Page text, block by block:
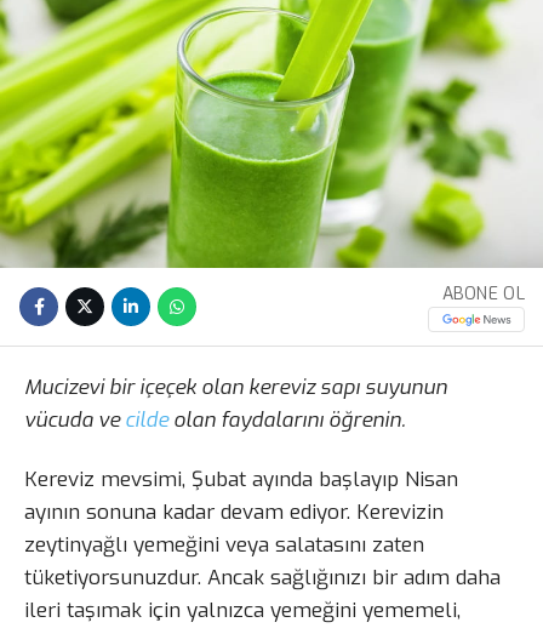
ABONE OL
Mucizevi bir içeçek olan kereviz sapı suyunun
vücuda vecildeolan faydalarını öğrenin.
Kereviz mevsimi, Şubat ayında başlayıp Nisan
ayının sonuna kadar devam ediyor. Kerevizin
zeytinyağlı yemeğini veya salatasını zaten
tüketiyorsunuzdur. Ancak sağlığınızı bir adım daha
ileri taşımak için yalnızca yemeğini yememeli,